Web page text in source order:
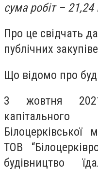
сума робіт –
Про це свідчать
публічних
Що відомо про
3 жовтня
ТОВ
будівництво